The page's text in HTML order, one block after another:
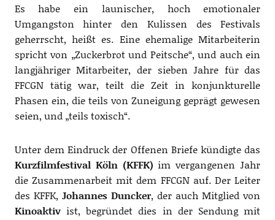
Es habe ein launischer, hoch emotionaler
Umgangston hinter den Kulissen des Festivals
geherrscht, heißt es. Eine ehemalige Mitarbeiterin
spricht von „Zuckerbrot und Peitsche“, und auch ein
langjähriger Mitarbeiter, der sieben Jahre für das
FFCGN tätig war, teilt die Zeit in konjunkturelle
Phasen ein, die teils von Zuneigung geprägt gewesen
seien, und „teils toxisch“.
Unter dem Eindruck der Offenen Briefe kündigte das
Kurzfilmfestival Köln (KFFK) im vergangenen Jahr
die Zusammenarbeit mit dem FFCGN auf. Der Leiter
des KFFK, Johannes Duncker, der auch Mitglied von
Kinoaktiv ist, begründet dies in der Sendung mit